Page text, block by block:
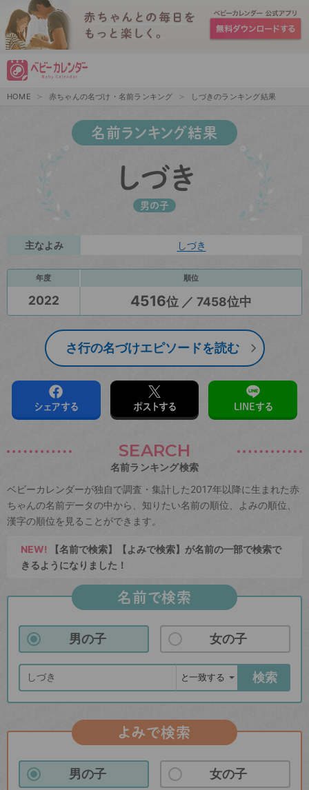
HOME 赤ちゃんの名づけ・名前ランキング しづきのランキング結果
名前ランキング結果
しづき
男の子
主なよみ しづき
年度 順位
2022 4516位 ／ 7458位中
さ行の名づけエピソードを読む
シェアする ポストする LINEする
SEARCH
名前ランキング検索
ベビーカレンダーが独自で調査・集計した2017年以降に生まれた赤
ちゃんの名前データの中から、知りたい名前の順位、よみの順位、
漢字の順位を見ることができます。
NEW! 【名前で検索】【よみで検索】が名前の一部で検索で
きるようになりました！
名前で検索
男の子 女の子
検索
よみで検索
男の子 女の子